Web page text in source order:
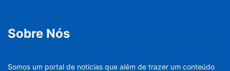
Sobre Nós
Somos um portal de noticias que além de trazer um conteúdo